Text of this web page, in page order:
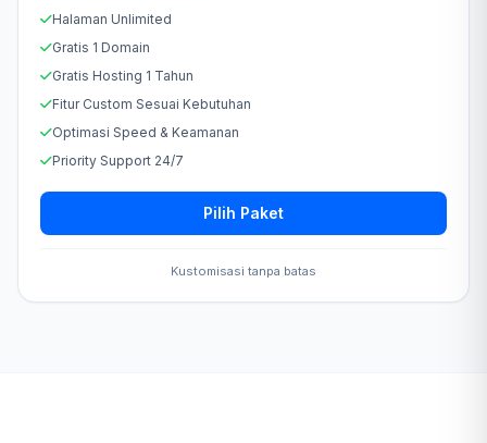
Halaman Unlimited
Gratis 1 Domain
Gratis Hosting 1 Tahun
Fitur Custom Sesuai Kebutuhan
Optimasi Speed & Keamanan
Priority Support 24/7
Pilih Paket
Kustomisasi tanpa batas